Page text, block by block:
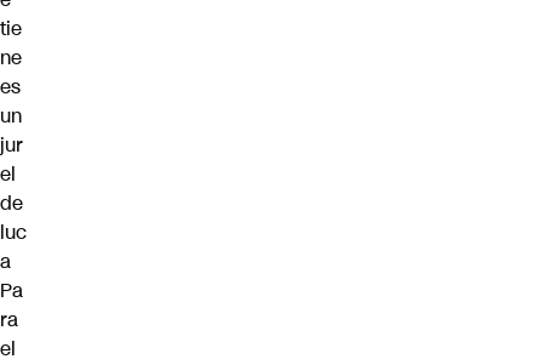
tie
ne
es
un
jur
el
de
luc
a
Pa
ra
el